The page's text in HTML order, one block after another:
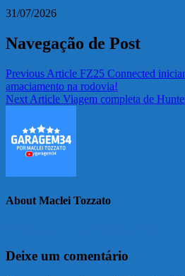
31/07/2026
Navegação de Post
Previous Article FZ25 Connected
amaciamento na rodovia!
Next Article Viagem completa de
About Maclei Tozzato
Deixe um comentário